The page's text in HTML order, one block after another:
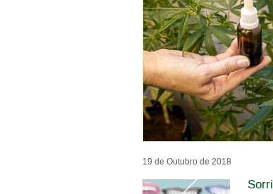
19 de Outubro de 2018